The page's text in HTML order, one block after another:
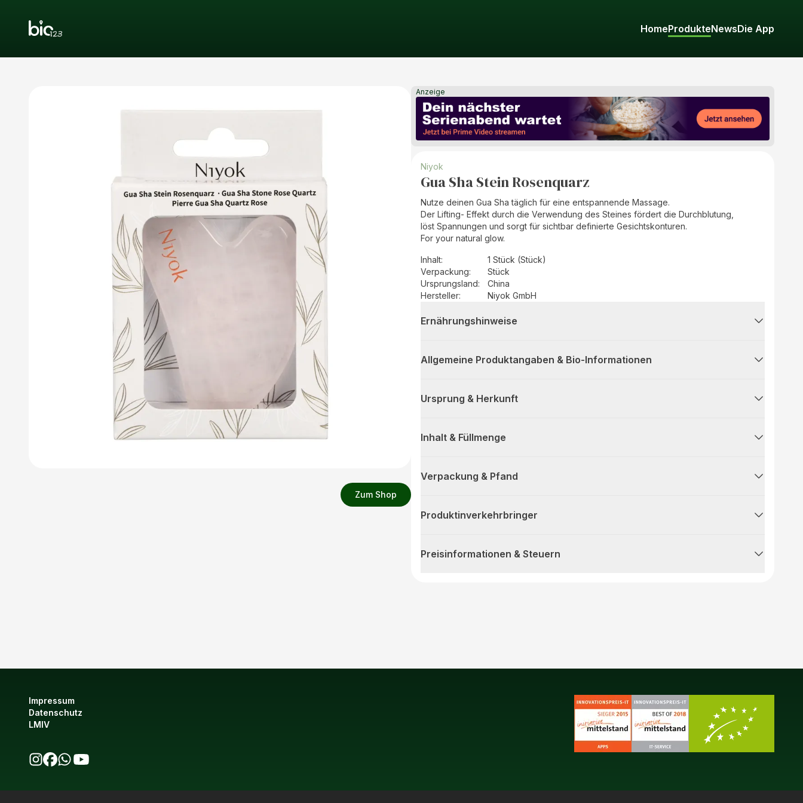
HomeProdukteNewsDie App
Zum Shop
Anzeige
Niyok
Gua Sha Stein Rosenquarz
Nutze deinen Gua Sha täglich für eine entspannende Massage.
Der Lifting- Effekt durch die Verwendung des Steines fördert die Durchblutung,
löst Spannungen und sorgt für sichtbar definierte Gesichtskonturen.
For your natural glow.
Inhalt:
1 Stück (Stück)
Verpackung:
Stück
Ursprungsland:
China
Hersteller: Niyok GmbH
Ernährungshinweise
Allgemeine Produktangaben & Bio-Informationen
Ursprung & Herkunft
Inhalt & Füllmenge
Verpackung & Pfand
Produktinverkehrbringer
Preisinformationen & Steuern
Impressum
Datenschutz
LMIV